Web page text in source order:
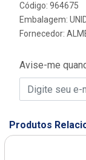
Código: 964675
Embalagem:
Fornecedor:
Avise-me
Produtos